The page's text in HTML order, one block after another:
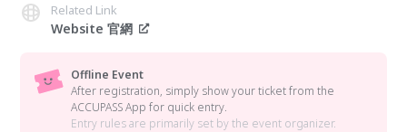
Related Link
Website 官網
Offline Event
After registration, simply show your ticket from the
ACCUPASS App for quick entry.
Entry rules are primarily set by the event organizer.